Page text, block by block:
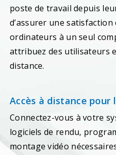
poste de travail depuis
d’assurer une
ordinateurs à un seul
attribuez des utilisateurs
distance.
Accès à distance
Connectez-vous à votre
logiciels de rendu,
montage vidéo